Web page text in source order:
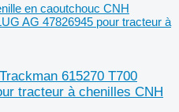
en caoutchouc CNH
AG 47826945 pour tracteur à
615270 T700
tracteur à chenilles CNH